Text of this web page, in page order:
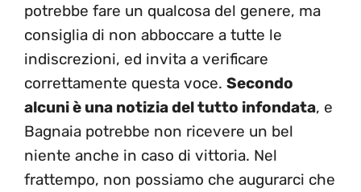
potrebbe fare un qualcosa del genere, ma
consiglia di non abboccare a tutte le
indiscrezioni, ed invita a verificare
correttamente questa voce. Secondo
alcuni è una notizia del tutto infondata, e
Bagnaia potrebbe non ricevere un bel
niente anche in caso di vittoria. Nel
frattempo, non possiamo che augurarci che